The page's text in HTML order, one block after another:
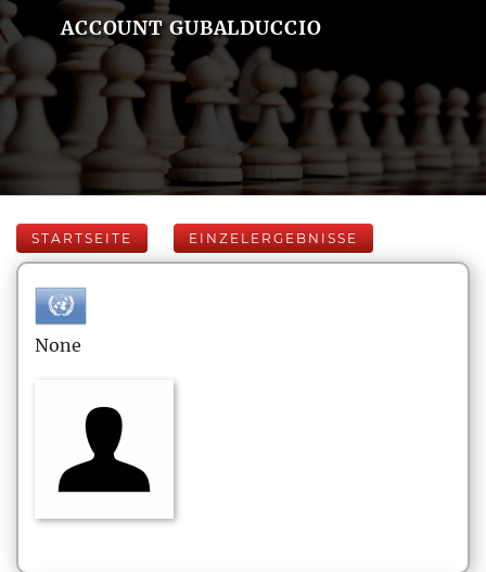
ACCOUNT GUBALDUCCIO
STARTSEITE EINZELERGEBNISSE
None